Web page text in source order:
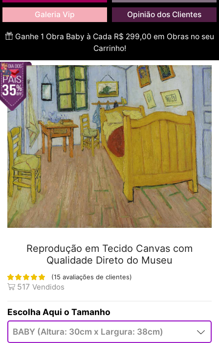
Galeria Vip Opinião dos Clientes
Ganhe 1 Obra Baby à Cada R$ 299,00 em Obras no seu
Carrinho!
Reprodução em Tecido Canvas com
Qualidade Direto do Museu
(15 avaliações de clientes)
517 Vendidos
Tamanho